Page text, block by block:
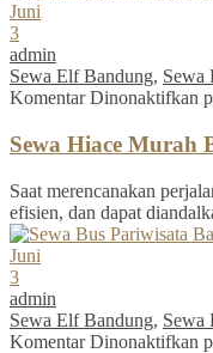
Juni
3
admin
Sewa Elf Bandung, Sewa
Komentar Dinonaktifkan
Sewa Hiace Murah
Saat merencanakan
efisien, dan dapat
Juni
3
admin
Sewa Elf Bandung, Sewa
Komentar Dinonaktifkan